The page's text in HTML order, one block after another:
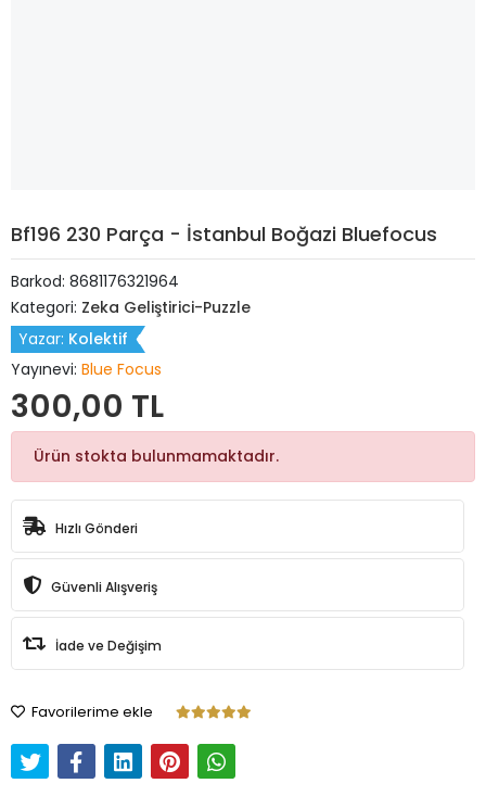
Bf196 230 Parça - İstanbul Boğazi Bluefocus
Barkod: 8681176321964
Kategori: Zeka Geliştirici-Puzzle
Yazar: Kolektif
Yayınevi: Blue Focus
300,00 TL
Ürün stokta bulunmamaktadır.
Hızlı Gönderi
Güvenli Alışveriş
İade ve Değişim
Favorilerime ekle